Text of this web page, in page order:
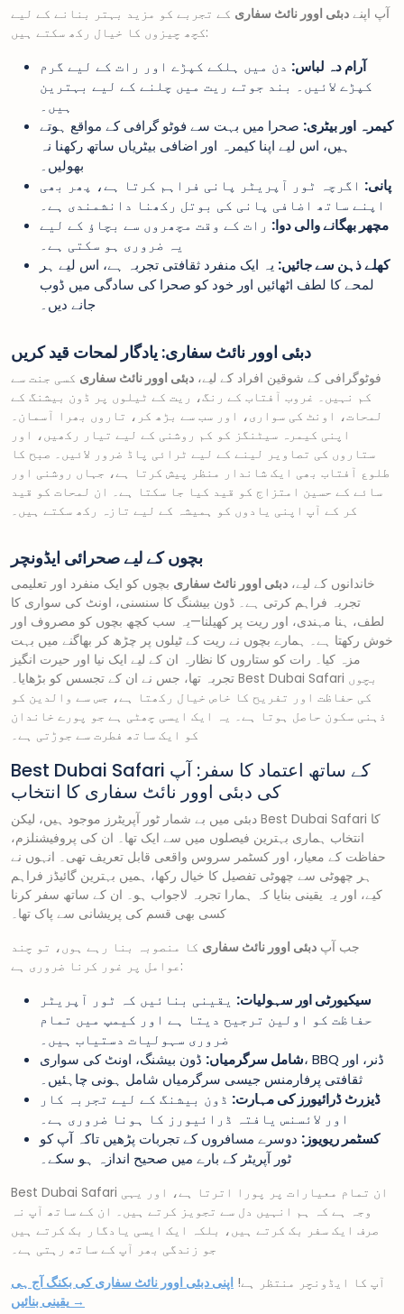
آپ اپنے دبئی اوور نائٹ سفاری کے تجربے کو مزید بہتر بنانے کے لیے
کچھ چیزوں کا خیال رکھ سکتے ہیں:
آرام دہ لباس: دن میں ہلکے کپڑے اور رات کے لیے گرم
کپڑے لائیں۔ بند جوتے ریت میں چلنے کے لیے بہترین
ہیں۔
کیمرہ اور بیٹری: صحرا میں بہت سے فوٹو گرافی کے مواقع ہوتے
ہیں، اس لیے اپنا کیمرہ اور اضافی بیٹریاں ساتھ رکھنا نہ
بھولیں۔
پانی: اگرچہ ٹور آپریٹر پانی فراہم کرتا ہے، پھر بھی
اپنے ساتھ اضافی پانی کی بوتل رکھنا دانشمندی ہے۔
مچھر بھگانے والی دوا: رات کے وقت مچھروں سے بچاؤ کے لیے
یہ ضروری ہو سکتی ہے۔
کھلے ذہن سے جائیں: یہ ایک منفرد ثقافتی تجربہ ہے، اس لیے ہر
لمحے کا لطف اٹھائیں اور خود کو صحرا کی سادگی میں ڈوب
جانے دیں۔
دبئی اوور نائٹ سفاری: یادگار لمحات قید کریں
فوٹوگرافی کے شوقین افراد کے لیے، دبئی اوور نائٹ سفاری کسی جنت سے
کم نہیں۔ غروب آفتاب کے رنگ، ریت کے ٹیلوں پر ڈون بیشنگ کے
لمحات، اونٹ کی سواری، اور سب سے بڑھ کر، تاروں بھرا آسمان۔
اپنی کیمرہ سیٹنگز کو کم روشنی کے لیے تیار رکھیں، اور
ستاروں کی تصاویر لینے کے لیے ٹرائی پاڈ ضرور لائیں۔ صبح کا
طلوع آفتاب بھی ایک شاندار منظر پیش کرتا ہے، جہاں روشنی اور
سائے کے حسین امتزاج کو قید کیا جا سکتا ہے۔ ان لمحات کو قید
کر کے آپ اپنی یادوں کو ہمیشہ کے لیے تازہ رکھ سکتے ہیں۔
بچوں کے لیے صحرائی ایڈونچر
خاندانوں کے لیے، دبئی اوور نائٹ سفاری بچوں کو ایک منفرد اور تعلیمی
تجربہ فراہم کرتی ہے۔ ڈون بیشنگ کا سنسنی، اونٹ کی سواری کا
لطف، ہنا مہندی، اور ریت پر کھیلنا—یہ سب کچھ بچوں کو مصروف اور
خوش رکھتا ہے۔ ہمارے بچوں نے ریت کے ٹیلوں پر چڑھ کر بھاگنے میں بہت
مزہ کیا۔ رات کو ستاروں کا نظارہ ان کے لیے ایک نیا اور حیرت انگیز
تجربہ تھا، جس نے ان کے تجسس کو بڑھایا۔ Best Dubai Safari بچوں
کی حفاظت اور تفریح کا خاص خیال رکھتا ہے، جس سے والدین کو
ذہنی سکون حاصل ہوتا ہے۔ یہ ایک ایسی چھٹی ہے جو پورے خاندان
کو ایک ساتھ فطرت سے جوڑتی ہے۔
Best Dubai Safari کے ساتھ اعتماد کا سفر: آپ
کی دبئی اوور نائٹ سفاری کا انتخاب
دبئی میں بے شمار ٹور آپریٹرز موجود ہیں، لیکن Best Dubai Safari کا
انتخاب ہماری بہترین فیصلوں میں سے ایک تھا۔ ان کی پروفیشنلزم،
حفاظت کے معیار، اور کسٹمر سروس واقعی قابل تعریف تھی۔ انہوں نے
ہر چھوٹی سے چھوٹی تفصیل کا خیال رکھا، ہمیں بہترین گائیڈز فراہم
کیے، اور یہ یقینی بنایا کہ ہمارا تجربہ لاجواب ہو۔ ان کے ساتھ سفر کرنا
کسی بھی قسم کی پریشانی سے پاک تھا۔
جب آپ دبئی اوور نائٹ سفاری کا منصوبہ بنا رہے ہوں، تو چند
عوامل پر غور کرنا ضروری ہے:
سیکیورٹی اور سہولیات: یقینی بنائیں کہ ٹور آپریٹر
حفاظت کو اولین ترجیح دیتا ہے اور کیمپ میں تمام
ضروری سہولیات دستیاب ہیں۔
شامل سرگرمیاں: ڈون بیشنگ، اونٹ کی سواری، BBQ ڈنر، اور
ثقافتی پرفارمنس جیسی سرگرمیاں شامل ہونی چاہئیں۔
ڈیزرٹ ڈرائیورز کی مہارت: ڈون بیشنگ کے لیے تجربہ کار
اور لائسنس یافتہ ڈرائیورز کا ہونا ضروری ہے۔
کسٹمر ریویوز: دوسرے مسافروں کے تجربات پڑھیں تاکہ آپ کو
ٹور آپریٹر کے بارے میں صحیح اندازہ ہو سکے۔
Best Dubai Safari ان تمام معیارات پر پورا اترتا ہے، اور یہی
وجہ ہے کہ ہم انہیں دل سے تجویز کرتے ہیں۔ ان کے ساتھ آپ نہ
صرف ایک سفر بک کرتے ہیں، بلکہ ایک ایسی یادگار بک کرتے ہیں
جو زندگی بھر آپ کے ساتھ رہتی ہے۔
آپ کا ایڈونچر منتظر ہے! اپنی دبئی اوور نائٹ سفاری کی بکنگ آج ہی
یقینی بنائیں →